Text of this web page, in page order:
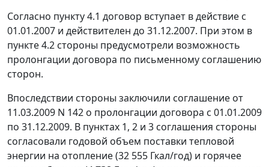
Согласно пункту 4.1 договор вступает в действие с
01.01.2007 и действителен до 31.12.2007. При этом в
пункте 4.2 стороны предусмотрели возможность
пролонгации договора по письменному соглашению
сторон.
Впоследствии стороны заключили соглашение от
11.03.2009 N 142 о пролонгации договора с 01.01.2009
по 31.12.2009. В пунктах 1, 2 и 3 соглашения стороны
согласовали годовой объем поставки тепловой
энергии на отопление (32 555 Гкал/год) и горячее